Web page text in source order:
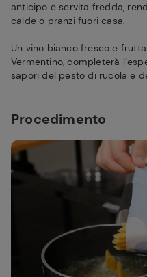
anticipo e servita fredda,
calde o pranzi fuori casa.
Un vino bianco fresco e
Vermentino, completerà
sapori del pesto di rucola e
Procedimento